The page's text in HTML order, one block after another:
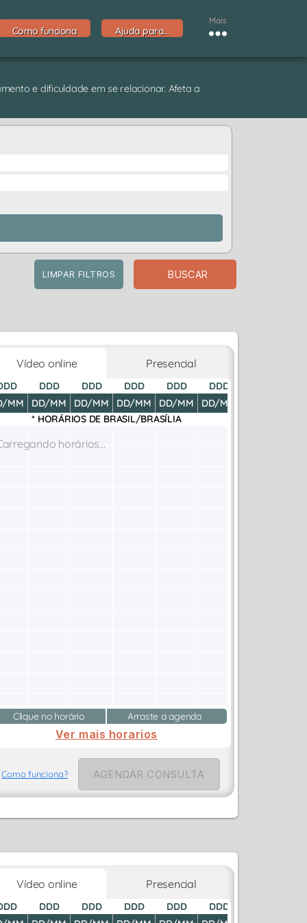
Como funciona Ajuda para…
Mais
e dificuldade em se relacionar. Afeta a
LIMPAR FILTROS BUSCAR
Vídeo online Presencial
MM
DDD
DD/MM
DDD
DD/MM
DDD
DD/MM
DDD
DD/MM
DDD
DD/MM
* HORÁRIOS DE BRASIL/BRASÍLIA
horários...
Clique no horário Arraste a agenda
Ver mais horarios
Como funciona? AGENDAR CONSULTA
Vídeo online Presencial
DDD
DDD
DDD
DDD
DDD